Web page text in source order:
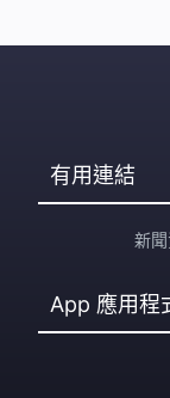
有用連結
新
App 應用程